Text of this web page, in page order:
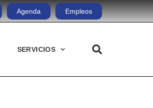
Agenda Empleos
SERVICIOS